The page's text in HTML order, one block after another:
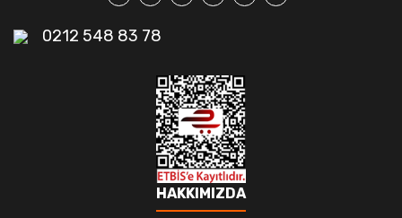
0212 548 83 78
HAKKIMIZDA